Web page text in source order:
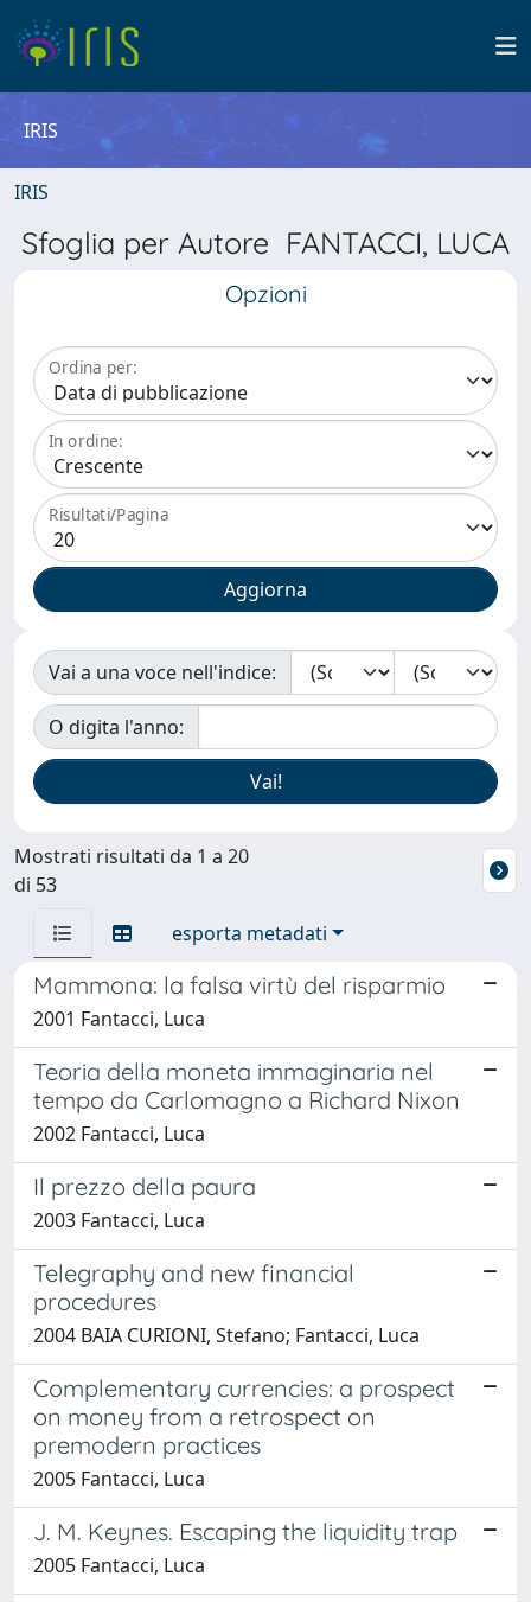
IRIS
IRIS
Sfoglia per Autore FANTACCI, LUCA
Opzioni
Ordina per:
In ordine:
Risultati/Pagina
Vai a una voce nell'indice:
O digita l'anno:
Mostrati risultati da 1 a 20
di 53
esporta metadati
Mammona: la falsa virtù del risparmio
2001 Fantacci, Luca
Teoria della moneta immaginaria nel
tempo da Carlomagno a Richard Nixon
2002 Fantacci, Luca
Il prezzo della paura
2003 Fantacci, Luca
Telegraphy and new financial
procedures
2004 BAIA CURIONI, Stefano; Fantacci, Luca
Complementary currencies: a prospect
on money from a retrospect on
premodern practices
2005 Fantacci, Luca
J. M. Keynes. Escaping the liquidity trap
2005 Fantacci, Luca